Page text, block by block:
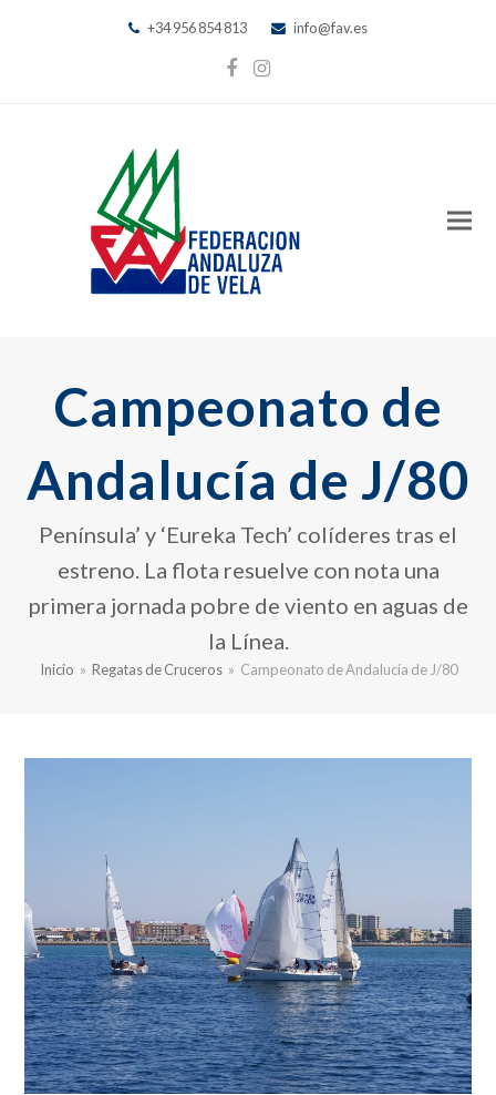
+34 956 854 813 info@fav.es
Facebook
Instagram
Campeonato de
Andalucía de J/80
Península’ y ‘Eureka Tech’ colíderes tras el
estreno. La flota resuelve con nota una
primera jornada pobre de viento en aguas de
la Línea.
Inicio » Regatas de Cruceros » Campeonato de Andalucía de J/80